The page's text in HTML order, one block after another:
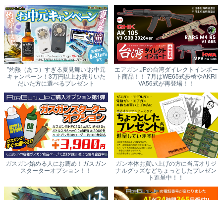
"灼熱（あつ）すぎる夏見舞い!お中元
キャンペーン！3万円以上お売りいた
だいた方に選べるプレゼント
エアガン.JPの台湾ダイレクトインポー
ト商品！！ 7月はWE65式歩槍やAKRI
VA56式が再登場！！
ガスガン始める人にお薦め！ガスガン
スターターオプション！！
ガン本体お買い上げの方に当店オリジ
ナルグッズなどちょっとしたプレゼン
ト進呈中！！